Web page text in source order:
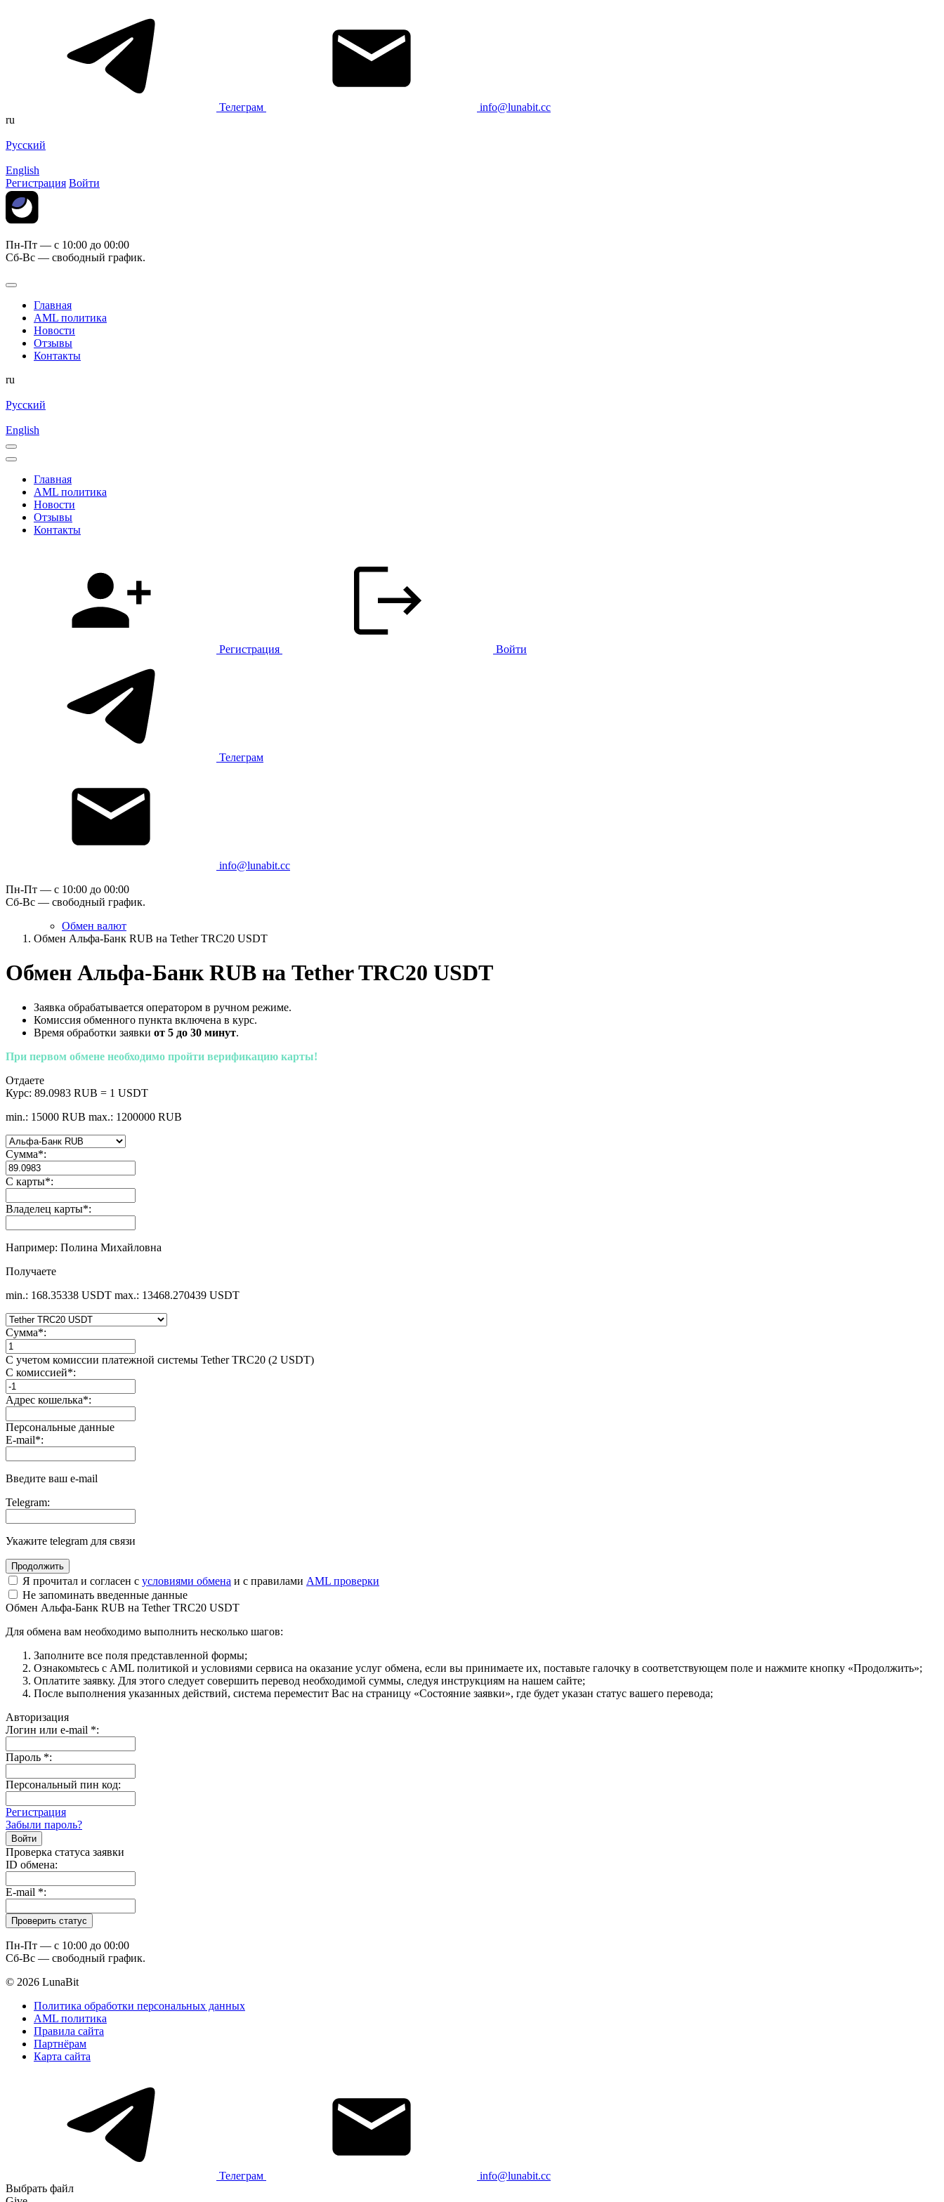
Телеграм
info@lunabit.cc
ru
Русский
English
Регистрация Войти
Пн-Пт — c 10:00 до 00:00
Сб-Вс — свободный график.
Главная
AML политика
Новости
Отзывы
Контакты
ru
Русский
English
Главная
AML политика
Новости
Отзывы
Контакты
Регистрация Войти
Телеграм
info@lunabit.cc
Пн-Пт — c 10:00 до 00:00
Сб-Вс — свободный график.
Обмен валют
Обмен Альфа-Банк RUB на Tether TRC20 USDT
Обмен Альфа-Банк RUB на Tether TRC20 USDT
Заявка обрабатывается оператором в ручном режиме.
Комиссия обменного пункта включена в курс.
Время обработки заявки от 5 до 30 минут.
При первом обмене необходимо пройти верификацию карты!
Отдаете
Курс: 89.0983 RUB = 1 USDT
min.: 15000 RUB max.: 1200000 RUB
Сумма*:
С карты*:
Владелец карты*:
Например: Полина Михайловна
Получаете
min.: 168.35338 USDT max.: 13468.270439 USDT
Сумма*:
С учетом комиссии платежной системы Tether TRC20 (2 USDT)
С комиссией*:
Адрес кошелька*:
Персональные данные
E-mail*:
Введите ваш e-mail
Telegram:
Укажите telegram для связи
Я прочитал и согласен с условиями обмена и с правилами AML проверки
Не запоминать введенные данные
Обмен Альфа-Банк RUB на Tether TRC20 USDT
Для обмена вам необходимо выполнить несколько шагов:
Заполните все поля представленной формы;
Ознакомьтесь с AML политикой и условиями сервиса на оказание услуг обмена, если вы принимаете их, поставьте галочку в соответствующем поле и нажмите кнопку «Продолжить»;
Оплатите заявку. Для этого следует совершить перевод необходимой суммы, следуя инструкциям на нашем сайте;
После выполнения указанных действий, система переместит Вас на страницу «Состояние заявки», где будет указан статус вашего перевода;
Авторизация
Логин или e-mail *:
Пароль *:
Персональный пин код:
Регистрация
Забыли пароль?
Проверка статуса заявки
ID обмена:
E-mail *:
Пн-Пт — c 10:00 до 00:00
Сб-Вс — свободный график.
© 2026 LunaBit
Политика обработки персональных данных
AML политика
Правила сайта
Партнёрам
Карта сайта
Телеграм
info@lunabit.cc
Выбрать файл